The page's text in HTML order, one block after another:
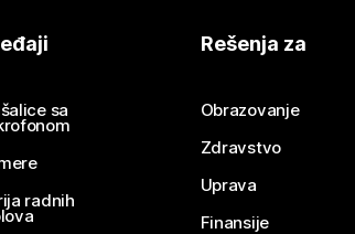
sa
radnih
Rešenja za
Obrazovanje
Zdravstvo
Uprava
Finansije